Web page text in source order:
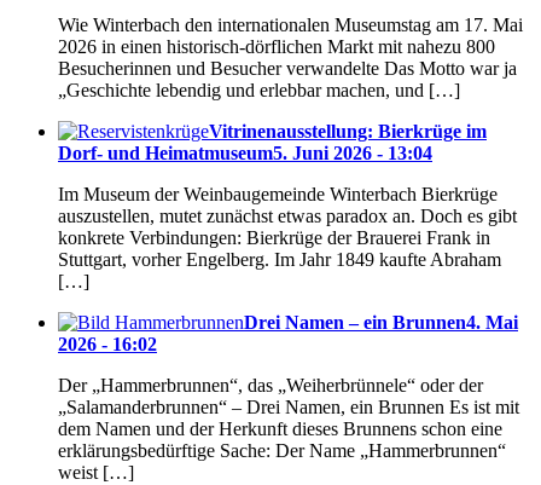
Wie Winterbach den internationalen Museumstag am 17. Mai
2026 in einen historisch-dörflichen Markt mit nahezu 800
Besucherinnen und Besucher verwandelte Das Motto war ja
„Geschichte lebendig und erlebbar machen, und […]
Vitrinenausstellung: Bierkrüge im
Dorf- und Heimatmuseum5. Juni 2026 - 13:04
Im Museum der Weinbaugemeinde Winterbach Bierkrüge
auszustellen, mutet zunächst etwas paradox an. Doch es gibt
konkrete Verbindungen: Bierkrüge der Brauerei Frank in
Stuttgart, vorher Engelberg. Im Jahr 1849 kaufte Abraham
[…]
Drei Namen – ein Brunnen4. Mai
2026 - 16:02
Der „Hammerbrunnen“, das „Weiherbrünnele“ oder der
„Salamanderbrunnen“ – Drei Namen, ein Brunnen Es ist mit
dem Namen und der Herkunft dieses Brunnens schon eine
erklärungsbedürftige Sache: Der Name „Hammerbrunnen“
weist […]